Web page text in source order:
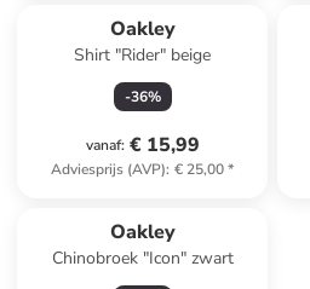
Oakley
Shirt "Rider" beige
-36%
vanaf: € 15,99
Adviesprijs (AVP): € 25,00*
Oakley
Chinobroek "Icon" zwart